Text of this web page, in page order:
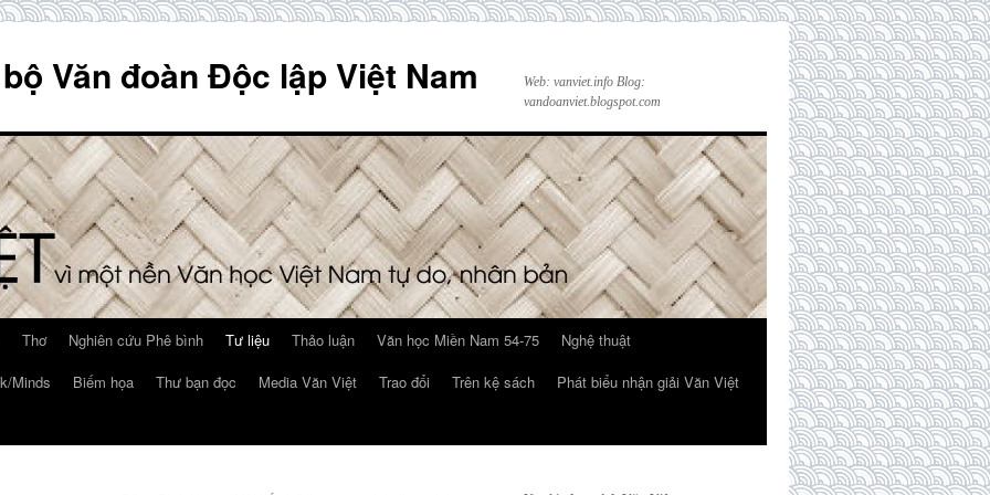
Văn đoàn Độc lập Việt Nam
Web: vanviet.info Blog:
vandoanviet.blogspot.com
Thơ Nghiên cứu Phê bình Tư liệu Thảo luận Văn học Miền Nam 54-75
Nghệ thuật
Minds Biếm họa Thư bạn đọc Media Văn Việt Trao đổi Trên kệ sách
Phát biểu nhận giải Văn Việt